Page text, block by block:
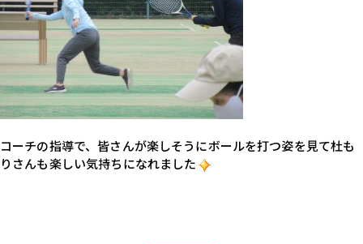
コーチの指導で、皆さんが楽しそうにボールを打つ姿を見て杜も
りさんも楽しい気持ちになれました